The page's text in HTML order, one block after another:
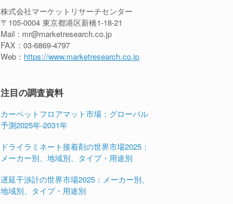
株式会社マーケットリサーチセンター
〒105-0004 東京都港区新橋1-18-21
Mail : mr@marketresearch.co.jp
FAX：03-6869-4797
Web： https://www.marketresearch.co.jp
注目の調査資料
カーペットフロアマット市場：グローバル
予測2025年-2031年
ドライラミネート接着剤の世界市場2025：
メーカー別、地域別、タイプ・用途別
遅延干渉計の世界市場2025：メーカー別、
地域別、タイプ・用途別